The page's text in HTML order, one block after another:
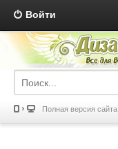
Войти
Полная версия сайта